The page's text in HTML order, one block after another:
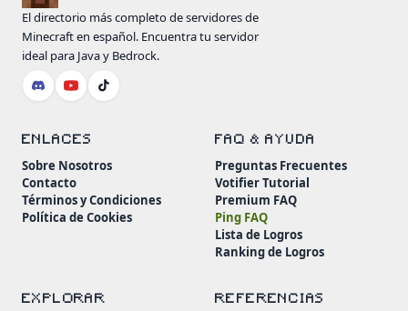
El directorio más completo de servidores de
Minecraft en español. Encuentra tu servidor
ideal para Java y Bedrock.
ENLACES
Sobre Nosotros
Contacto
Términos y Condiciones
Política de Cookies
FAQ & AYUDA
Preguntas Frecuentes
Votifier Tutorial
Premium FAQ
Ping FAQ
Lista de Logros
Ranking de Logros
EXPLORAR
REFERENCIAS